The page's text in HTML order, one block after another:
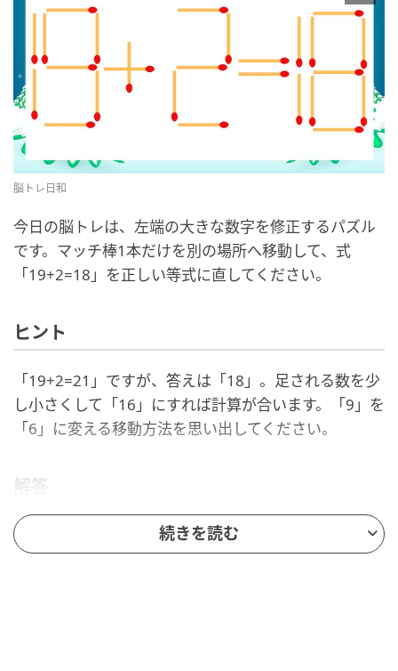
脳トレ日和
今日の脳トレは、左端の大きな数字を修正するパズル
です。マッチ棒1本だけを別の場所へ移動して、式
「19+2=18」を正しい等式に直してください。
ヒント
「19+2=21」ですが、答えは「18」。足される数を少
し小さくして「16」にすれば計算が合います。「9」を
「6」に変える移動方法を思い出してください。
続きを読む